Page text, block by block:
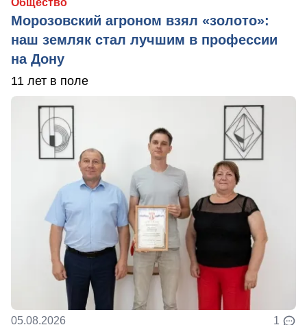
Общество
Морозовский агроном взял «золото»:
наш земляк стал лучшим в профессии
на Дону
11 лет в поле
05.08.2026 1